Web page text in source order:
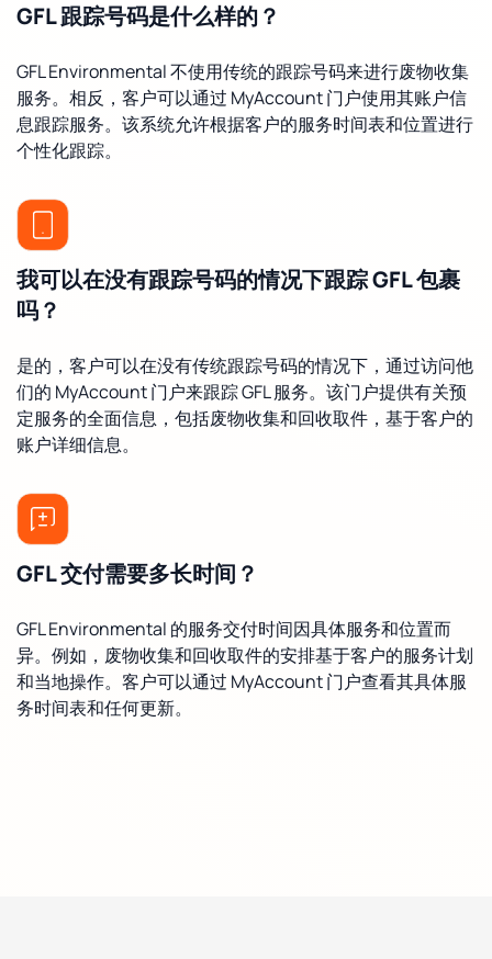
GFL 跟踪号码是什么样的？
GFL Environmental 不使用传统的跟踪号码来进行废物收集
服务。相反，客户可以通过 MyAccount 门户使用其账户信
息跟踪服务。该系统允许根据客户的服务时间表和位置进行
个性化跟踪。
我可以在没有跟踪号码的情况下跟踪 GFL 包裹
吗？
是的，客户可以在没有传统跟踪号码的情况下，通过访问他
们的 MyAccount 门户来跟踪 GFL 服务。该门户提供有关预
定服务的全面信息，包括废物收集和回收取件，基于客户的
账户详细信息。
GFL 交付需要多长时间？
GFL Environmental 的服务交付时间因具体服务和位置而
异。例如，废物收集和回收取件的安排基于客户的服务计划
和当地操作。客户可以通过 MyAccount 门户查看其具体服
务时间表和任何更新。